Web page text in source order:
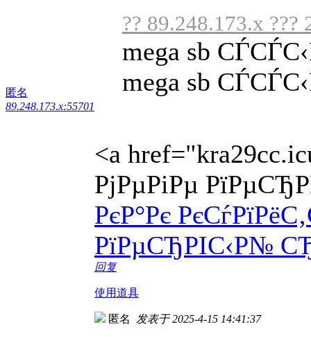
匿名
89.248.173.x:55701
?? 89.248.173.x ???
mega sb
mega sb
<a
РјРµРіРµ
РєР°Рє
РїРµСЂРІС‹Р№
回复
使用道具
匿名 发表于 2025-4-15 14:41:37